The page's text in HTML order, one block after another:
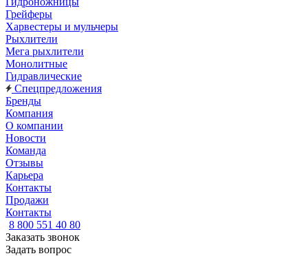
Грейферы
Харвестеры и мульчеры
Рыхлители
Мега рыхлители
Монолитные
Гидравлические
Спецпредложения
Бренды
Компания
О компании
Новости
Команда
Отзывы
Карьера
Контакты
Продажи
Контакты
8 800 551 40 80
Заказать звонок
Задать вопрос